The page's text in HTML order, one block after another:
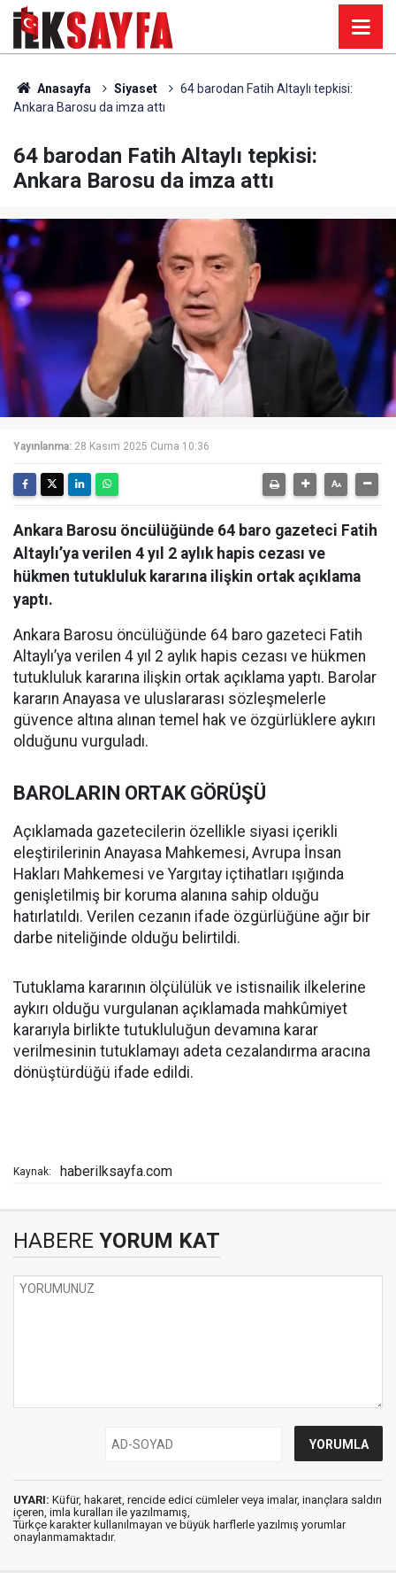
Anasayfa Siyaset
64 barodan Fatih Altaylı tepkisi:
Ankara Barosu da imza attı
64 barodan Fatih Altaylı tepkisi:
Ankara Barosu da imza attı
Yayınlanma: 28 Kasım 2025 Cuma 10:36
Ankara Barosu öncülüğünde 64 baro gazeteci Fatih
Altaylı’ya verilen 4 yıl 2 aylık hapis cezası ve
hükmen tutukluluk kararına ilişkin ortak açıklama
yaptı.
Ankara Barosu öncülüğünde 64 baro gazeteci Fatih
Altaylı’ya verilen 4 yıl 2 aylık hapis cezası ve hükmen
tutukluluk kararına ilişkin ortak açıklama yaptı. Barolar
kararın Anayasa ve uluslararası sözleşmelerle
güvence altına alınan temel hak ve özgürlüklere aykırı
olduğunu vurguladı.
BAROLARIN ORTAK GÖRÜŞÜ
Açıklamada gazetecilerin özellikle siyasi içerikli
eleştirilerinin Anayasa Mahkemesi, Avrupa İnsan
Hakları Mahkemesi ve Yargıtay içtihatları ışığında
genişletilmiş bir koruma alanına sahip olduğu
hatırlatıldı. Verilen cezanın ifade özgürlüğüne ağır bir
darbe niteliğinde olduğu belirtildi.
Tutuklama kararının ölçülülük ve istisnailik ilkelerine
aykırı olduğu vurgulanan açıklamada mahkûmiyet
kararıyla birlikte tutukluluğun devamına karar
verilmesinin tutuklamayı adeta cezalandırma aracına
dönüştürdüğü ifade edildi.
Kaynak: haberilksayfa.com
HABERE YORUM KAT
UYARI: Küfür, hakaret, rencide edici cümleler veya imalar, inançlara saldırı
içeren, imla kuralları ile yazılmamış,
Türkçe karakter kullanılmayan ve büyük harflerle yazılmış yorumlar
onaylanmamaktadır.